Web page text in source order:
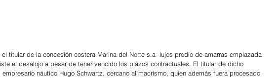
el titular de la concesión costera Marina del Norte s.a -lujos predio de amarras emplazada
el desalojo a pesar de tener vencido los plazos contractuales. El titular de dicho
náutico Hugo Schwartz, cercano al macrismo, quien además fuera procesado